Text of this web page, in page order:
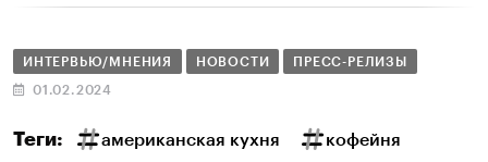
ИНТЕРВЬЮ/МНЕНИЯ НОВОСТИ ПРЕСС-РЕЛИЗЫ
01.02.2024
Теги: американская кухня кофейня